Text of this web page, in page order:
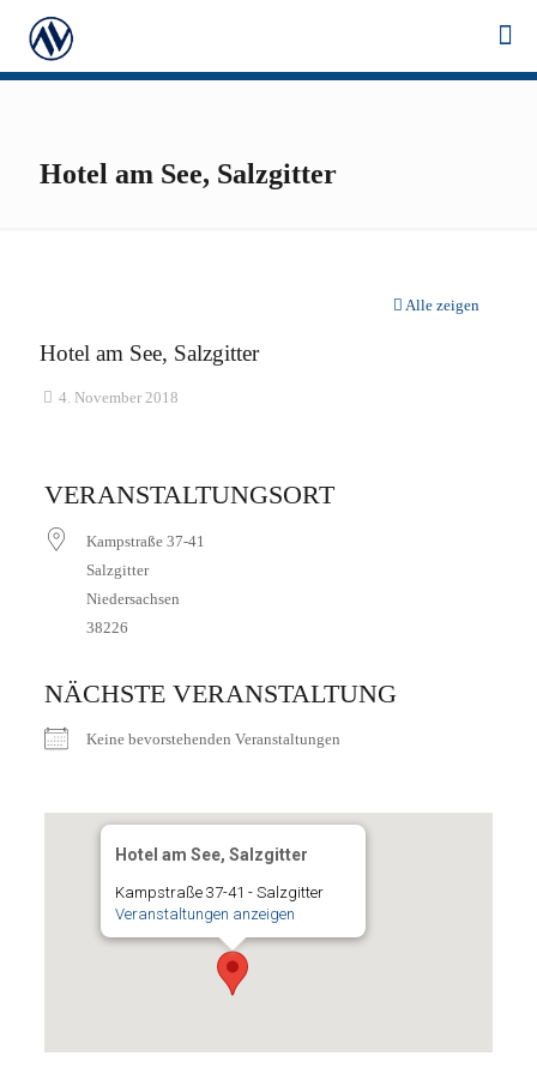
Hotel am See, Salzgitter
Alle zeigen
Hotel am See, Salzgitter
4. November 2018
VERANSTALTUNGSORT
Kampstraße 37-41
Salzgitter
Niedersachsen
38226
NÄCHSTE VERANSTALTUNG
Keine bevorstehenden Veranstaltungen
Hotel am See, Salzgitter
Kampstraße 37-41 - Salzgitter
Veranstaltungen anzeigen